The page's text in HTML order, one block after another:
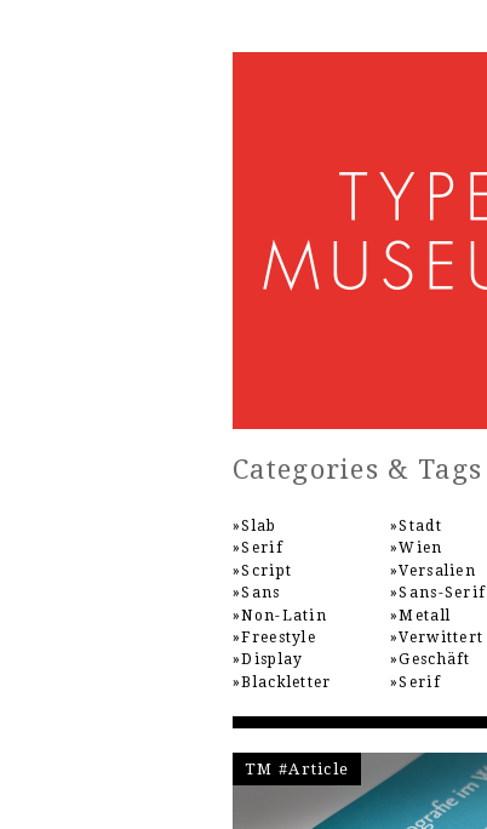
Categories & Tags
Slab
Serif
Script
Sans
Non-Latin
Freestyle
Display
Blackletter
Stadt
Wien
Versalien
Sans-Serif
Metall
Verwittert
Geschäft
Serif
TM #Article